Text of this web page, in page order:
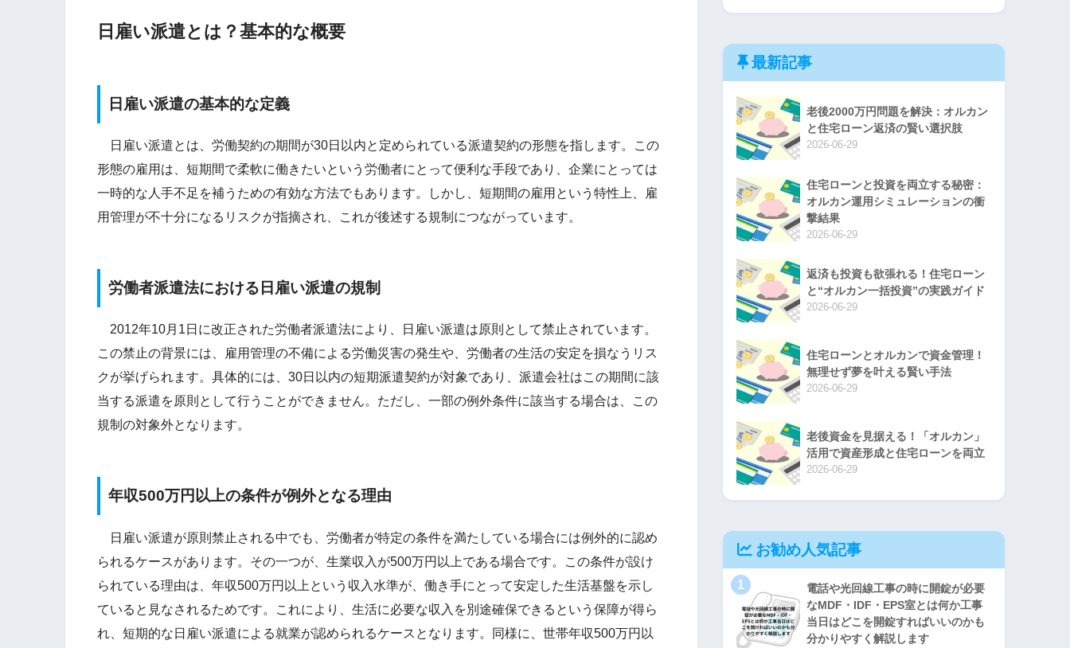
日雇い派遣とは？基本的な概要
日雇い派遣の基本的な定義
日雇い派遣とは、労働契約の期間が30日以内と定められている派遣契約の形態を指します。この
形態の雇用は、短期間で柔軟に働きたいという労働者にとって便利な手段であり、企業にとっては
一時的な人手不足を補うための有効な方法でもあります。しかし、短期間の雇用という特性上、雇
用管理が不十分になるリスクが指摘され、これが後述する規制につながっています。
労働者派遣法における日雇い派遣の規制
2012年10月1日に改正された労働者派遣法により、日雇い派遣は原則として禁止されています。
この禁止の背景には、雇用管理の不備による労働災害の発生や、労働者の生活の安定を損なうリス
クが挙げられます。具体的には、30日以内の短期派遣契約が対象であり、派遣会社はこの期間に該
当する派遣を原則として行うことができません。ただし、一部の例外条件に該当する場合は、この
規制の対象外となります。
年収500万円以上の条件が例外となる理由
日雇い派遣が原則禁止される中でも、労働者が特定の条件を満たしている場合には例外的に認め
られるケースがあります。その一つが、生業収入が500万円以上である場合です。この条件が設け
られている理由は、年収500万円以上という収入水準が、働き手にとって安定した生活基盤を示し
ていると見なされるためです。これにより、生活に必要な収入を別途確保できるという保障が得ら
れ、短期的な日雇い派遣による就業が認められるケースとなります。同様に、世帯年収500万円以
最新記事
老後2000万円問題を解決：オルカン
と住宅ローン返済の賢い選択肢
2026-06-29
住宅ローンと投資を両立する秘密：
オルカン運用シミュレーションの衝
撃結果
2026-06-29
返済も投資も欲張れる！住宅ローン
と“オルカン一括投資”の実践ガイド
2026-06-29
住宅ローンとオルカンで資金管理！
無理せず夢を叶える賢い手法
2026-06-29
老後資金を見据える！「オルカン」
活用で資産形成と住宅ローンを両立
2026-06-29
お勧め人気記事
1
電話や光回線工事の時に開錠が必要
なMDF・IDF・EPS室とは何か工事
当日はどこを開錠すればいいのかも
分かりやすく解説します